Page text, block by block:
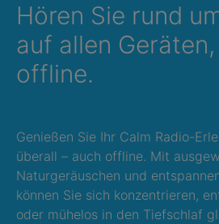
Hören Sie rund
auf allen
offline.
Genießen Sie Ihr Calm Radio-
überall – auch offline. Mit
Naturgeräuschen und
können Sie sich konzentrieren,
oder mühelos in den Tiefschlaf